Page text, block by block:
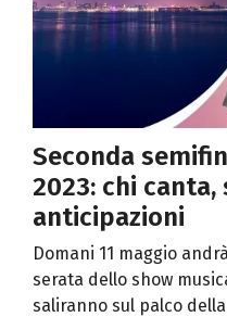
Seconda
2023: chi
anticipazioni
Domani 11 maggio
serata dello show
saliranno sul palco